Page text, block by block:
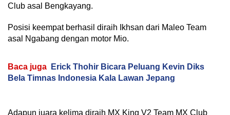
Club asal Bengkayang.
Posisi keempat berhasil diraih Ikhsan dari Maleo Team
asal Ngabang dengan motor Mio.
Baca juga
Erick Thohir Bicara Peluang Kevin Diks
Bela Timnas Indonesia Kala Lawan Jepang
Adapun juara kelima diraih MX King V2 Team MX Club